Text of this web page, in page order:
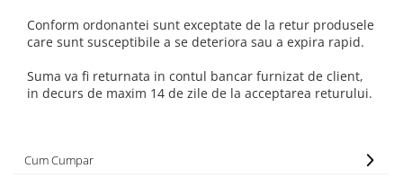
Conform ordonantei sunt exceptate de la retur produsele
care sunt susceptibile a se deteriora sau a expira rapid.
Suma va fi returnata in contul bancar furnizat de client,
in decurs de maxim 14 de zile de la acceptarea returului.
Cum Cumpar